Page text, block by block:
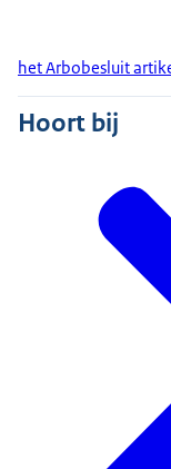
het Arbobesluit
Hoort bij